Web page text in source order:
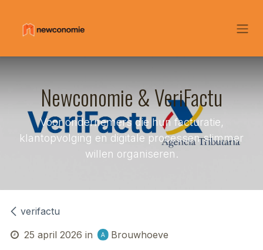
Newconomie & VeriFactu
Voor ondernemers die hun facturatie,
klantopvolging en digitale processen slimmer
willen organiseren.
verifactu
25 april 2026 in Brouwhoeve